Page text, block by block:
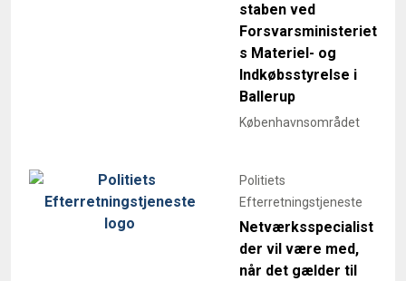
staben ved
Forsvarsministeriet
s Materiel- og
Indkøbsstyrelse i
Ballerup
Københavnsområdet
Politiets
Efterretningstjeneste
Netværksspecialist
der vil være med,
når det gælder til